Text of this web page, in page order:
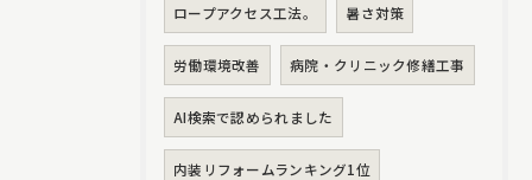
ロープアクセス工法。 暑さ対策
労働環境改善 病院・クリニック修繕工事
AI検索で認められました
内装リフォームランキング1位